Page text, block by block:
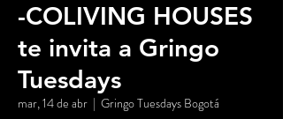
-COLIVING HOUSES
te invita a Gringo
Tuesdays
mar, 14 de abr
  |
Gringo Tuesdays Bogotá